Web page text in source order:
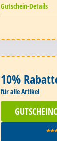
Gutschein-Details
10%
für alle Artikel